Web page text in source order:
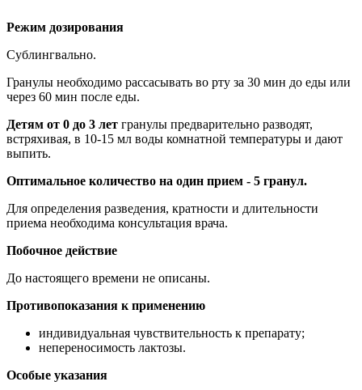
Режим дозирования
Сублингвально.
Гранулы необходимо рассасывать во рту за 30 мин до еды или
через 60 мин после еды.
Детям от 0 до 3 лет гранулы предварительно разводят,
встряхивая, в 10-15 мл воды комнатной температуры и дают
выпить.
Оптимальное количество на один прием - 5 гранул.
Для определения разведения, кратности и длительности
приема необходима консультация врача.
Побочное действие
До настоящего времени не описаны.
Противопоказания к применению
индивидуальная чувствительность к препарату;
непереносимость лактозы.
Особые указания